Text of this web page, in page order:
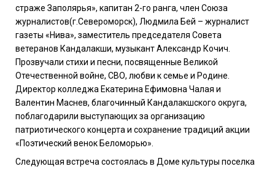
страже Заполярья», капитан 2-го ранга, член Союза
журналистов(г.Североморск), Людмила Бей – журналист
газеты «Нива», заместитель председателя Совета
ветеранов Кандалакши, музыкант Александр Кочич.
Прозвучали стихи и песни, посвященные Великой
Отечественной войне, СВО, любви к семье и Родине.
Директор колледжа Екатерина Ефимовна Чалая и
Валентин Маснев, благочинный Кандалакшского округа,
поблагодарили выступающих за организацию
патриотического концерта и сохранение традиций акции
«Поэтический венок Беломорью».
Следующая встреча состоялась в Доме культуры поселка